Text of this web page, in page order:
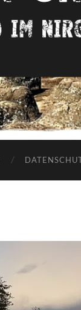
Irgendwo
im
nirgendwo